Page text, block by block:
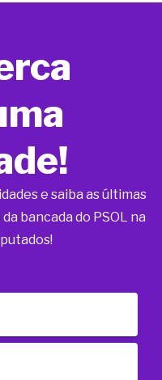
e saiba as últimas
bancada do PSOL na